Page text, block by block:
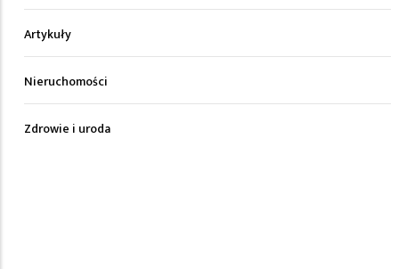
Artykuły
Nieruchomości
Zdrowie i uroda